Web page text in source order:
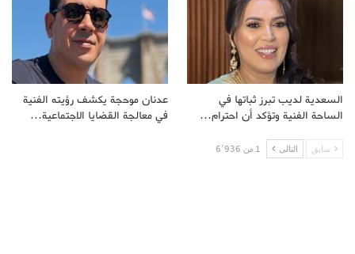
السعدية لديب تبرز ثباتها في
الساحة الفنية وتؤكد أن احترام…
عدنان موحجة يكشف رؤيته الفنية
في معالجة القضايا الاجتماعية…
سابق التالى 1 من 6٬936